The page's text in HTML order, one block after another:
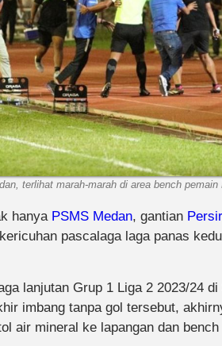
terlihat marah-marah di area bench
hanya PSMS Medan, gantian
pascalaga laga panas
lanjutan Grup 1 Liga 2 2023/24
imbang tanpa gol tersebut,
air mineral ke lapangan dan bench